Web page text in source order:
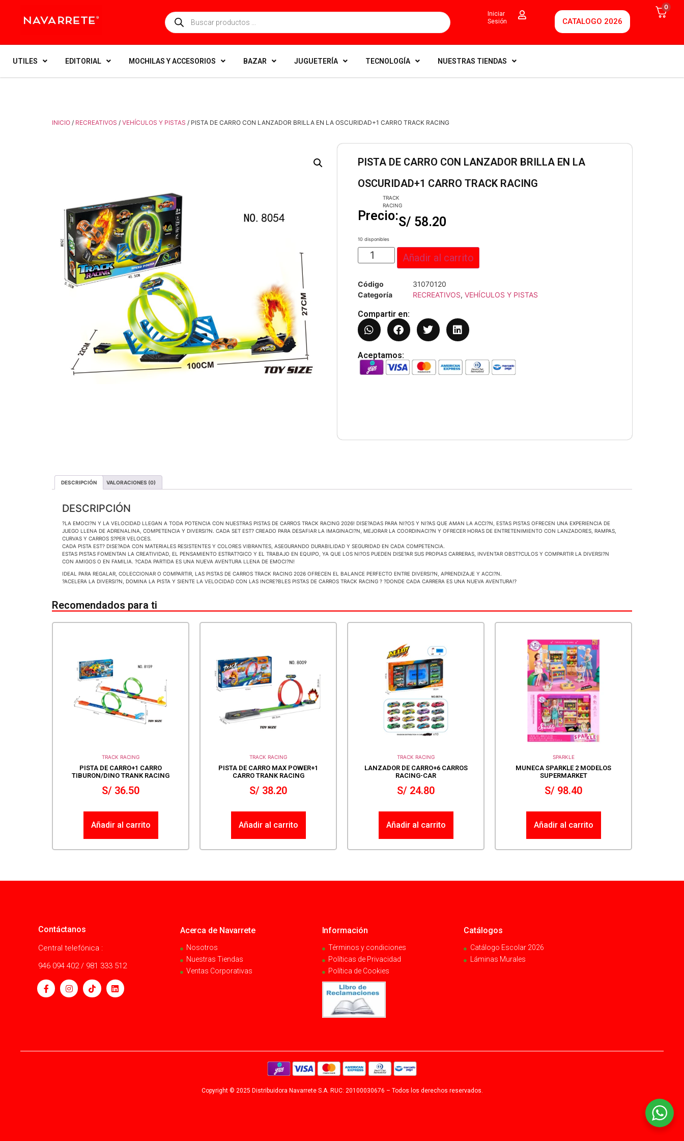
Iniciar
Sesión
CATALOGO 2026
0
UTILES EDITORIAL MOCHILAS Y ACCESORIOS BAZAR JUGUETERÍA TECNOLOGÍA NUESTRAS TIENDAS
INICIO / RECREATIVOS / VEHÍCULOS Y PISTAS / PISTA DE CARRO CON LANZADOR BRILLA EN LA OSCURIDAD+1 CARRO TRACK RACING
PISTA DE CARRO CON LANZADOR BRILLA EN LA
OSCURIDAD+1 CARRO TRACK RACING
TRACK
RACING
Precio:S/ 58.20
10 disponibles
Añadir al carrito
Código
31070120
Categoría
RECREATIVOS, VEHÍCULOS Y PISTAS
Compartir en:
Aceptamos:
DESCRIPCIÓN VALORACIONES (0)
DESCRIPCIÓN
?LA EMOCI?N Y LA VELOCIDAD LLEGAN A TODA POTENCIA CON NUESTRAS PISTAS DE CARROS TRACK RACING 2026! DISE?ADAS PARA NI?OS Y NI?AS QUE AMAN LA ACCI?N, ESTAS PISTAS OFRECEN UNA EXPERIENCIA DE
JUEGO LLENA DE ADRENALINA, COMPETENCIA Y DIVERSI?N. CADA SET EST? CREADO PARA DESAFIAR LA IMAGINACI?N, MEJORAR LA COORDINACI?N Y OFRECER HORAS DE ENTRETENIMIENTO CON LANZADORES, RAMPAS,
CURVAS Y CARROS S?PER VELOCES.
CADA PISTA EST? DISE?ADA CON MATERIALES RESISTENTES Y COLORES VIBRANTES, ASEGURANDO DURABILIDAD Y SEGURIDAD EN CADA COMPETENCIA.
ESTAS PISTAS FOMENTAN LA CREATIVIDAD, EL PENSAMIENTO ESTRAT?GICO Y EL TRABAJO EN EQUIPO, YA QUE LOS NI?OS PUEDEN DISE?AR SUS PROPIAS CARRERAS, INVENTAR OBST?CULOS Y COMPARTIR LA DIVERSI?N
CON AMIGOS O EN FAMILIA. ?CADA PARTIDA ES UNA NUEVA AVENTURA LLENA DE EMOCI?N!
IDEAL PARA REGALAR, COLECCIONAR O COMPARTIR, LAS PISTAS DE CARROS TRACK RACING 2026 OFRECEN EL BALANCE PERFECTO ENTRE DIVERSI?N, APRENDIZAJE Y ACCI?N.
?ACELERA LA DIVERSI?N, DOMINA LA PISTA Y SIENTE LA VELOCIDAD CON LAS INCRE?BLES PISTAS DE CARROS TRACK RACING ? ?DONDE CADA CARRERA ES UNA NUEVA AVENTURA!?
Recomendados para ti
TRACK RACING
PISTA DE CARRO+1 CARRO
TIBURON/DINO TRANK RACING
S/ 36.50
Añadir al carrito
TRACK RACING
PISTA DE CARRO MAX POWER+1
CARRO TRANK RACING
S/ 38.20
Añadir al carrito
TRACK RACING
LANZADOR DE CARRO+6 CARROS
RACING-CAR
S/ 24.80
Añadir al carrito
SPARKLE
MUNECA SPARKLE 2 MODELOS
SUPERMARKET
S/ 98.40
Añadir al carrito
Contáctanos
Central telefónica :
946 094 402 / 981 333 512
Acerca de Navarrete
Nosotros
Nuestras Tiendas
Ventas Corporativas
Información
Términos y condiciones
Políticas de Privacidad
Política de Cookies
Catálogos
Catálogo Escolar 2026
Láminas Murales
Copyright © 2025 Distribuidora Navarrete S.A. RUC: 20100030676 – Todos los derechos reservados.